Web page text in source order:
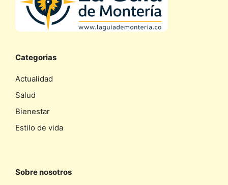
Categorias
Actualidad
Salud
Bienestar
Estilo de vida
Sobre nosotros